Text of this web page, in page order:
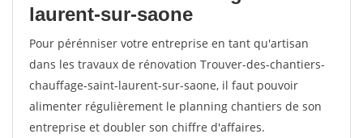
laurent-sur-saone
Pour pérénniser votre entreprise en tant qu'artisan
dans les travaux de rénovation Trouver-des-chantiers-
chauffage-saint-laurent-sur-saone, il faut pouvoir
alimenter régulièrement le planning chantiers de son
entreprise et doubler son chiffre d'affaires.